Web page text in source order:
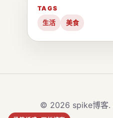
TAGS
生活
美食
© 2026 spike博客.